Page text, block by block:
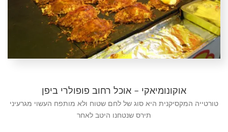
אוקונומיאקי – אוכל רחוב פופולרי ביפן
טורטייה המקסיקנית היא סוג של לחם שטוח ולא מותפח העשוי מגרעיני
תירס שנטחנו היטב לאחר